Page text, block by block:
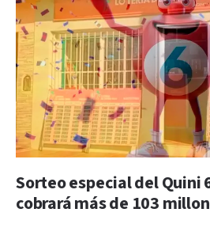
Sorteo especial del Quini
cobrará más de 103